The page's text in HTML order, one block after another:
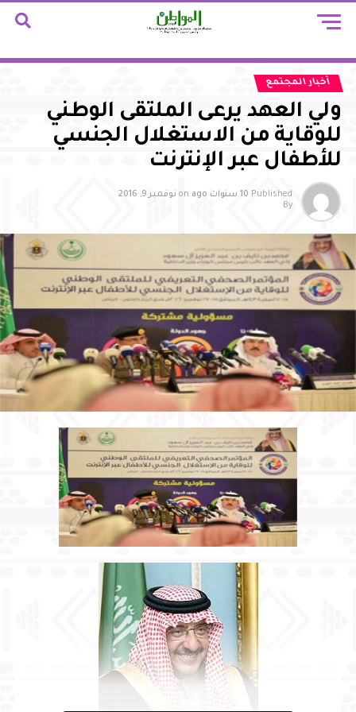
أخبار المجتمع
ولي العهد يرعى الملتقى الوطني
للوقاية من الاستغلال الجنسي
للأطفال عبر الإنترنت
Published 10 سنوات ago on نوفمبر 9, 2016
By